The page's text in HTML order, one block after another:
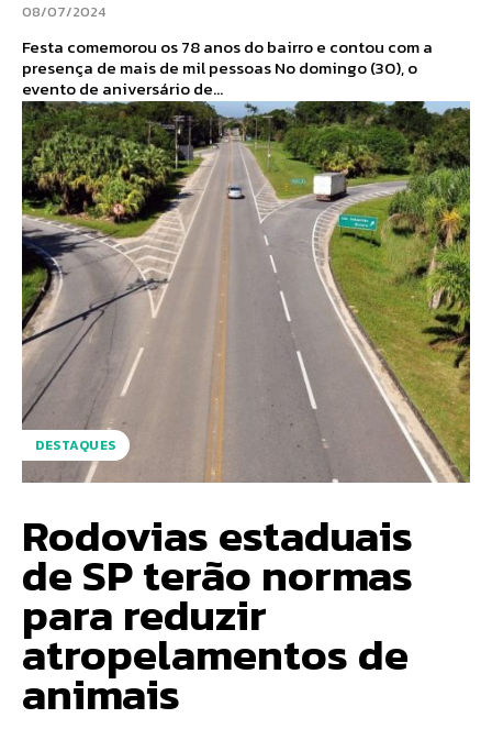
08/07/2024
Festa comemorou os 78 anos do bairro e contou com a
presença de mais de mil pessoas No domingo (30), o
evento de aniversário de...
DESTAQUES
Rodovias estaduais
de SP terão normas
para reduzir
atropelamentos de
animais